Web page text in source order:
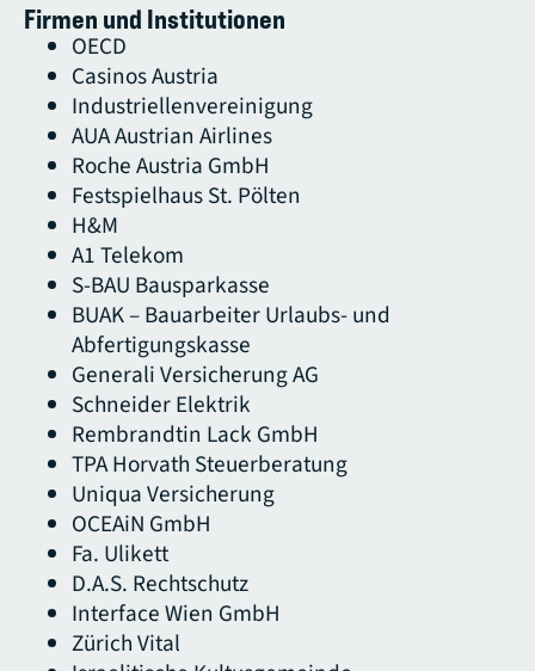
Firmen und Institutionen
OECD
Casinos Austria
Industriellenvereinigung
AUA Austrian Airlines
Roche Austria GmbH
Festspielhaus St. Pölten
H&M
A1 Telekom
S-BAU Bausparkasse
BUAK – Bauarbeiter Urlaubs- und
Abfertigungskasse
Generali Versicherung AG
Schneider Elektrik
Rembrandtin Lack GmbH
TPA Horvath Steuerberatung
Uniqua Versicherung
OCEAiN GmbH
Fa. Ulikett
D.A.S. Rechtschutz
Interface Wien GmbH
Zürich Vital